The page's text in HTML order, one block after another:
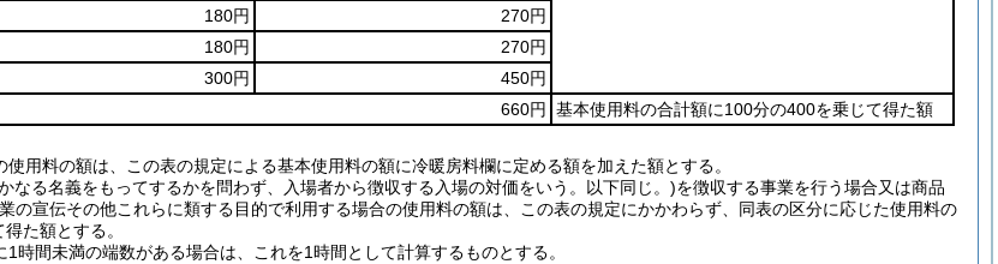
180円
270円
180円
270円
300円
450円
660円
基本使用料の合計額に100分の400を乗じて得た額
用料の額は、この表の規定による基本使用料の額に冷暖房料欄に定める額を加えた額とする。
る名義をもってするかを問わず、入場者から徴収する入場の対価をいう。以下同じ。)を徴収する事業を行う場合又は商品
の宣伝その他これらに類する目的で利用する場合の使用料の額は、この表の規定にかかわらず、同表の区分に応じた使用料の
た額とする。
間未満の端数がある場合は、これを1時間として計算するものとする。